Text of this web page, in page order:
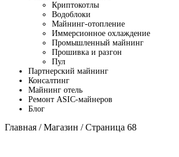
Криптокотлы
Водоблоки
Майнинг-отопление
Иммерсионное охлаждение
Промышленный майнинг
Прошивка и разгон
Пул
Партнерский майнинг
Консалтинг
Майнинг отель
Ремонт ASIC-майнеров
Блог
Главная /Магазин / Страница 68